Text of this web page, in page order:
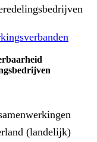
(landelijk)